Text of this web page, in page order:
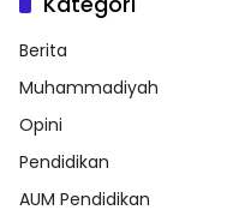
Berita
Muhammadiyah
Opini
Pendidikan
AUM Pendidikan